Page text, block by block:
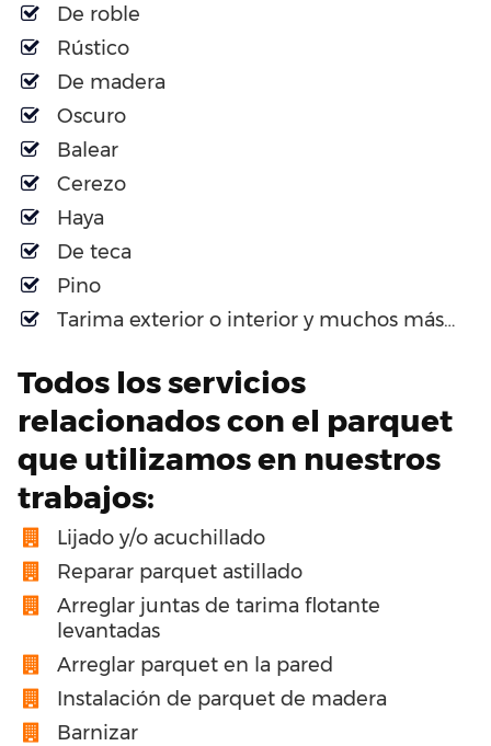
De roble
Rústico
De madera
Oscuro
Balear
Cerezo
Haya
De teca
Pino
Tarima exterior o interior y muchos más…
Todos los servicios
relacionados con el parquet
que utilizamos en nuestros
trabajos:
Lijado y/o acuchillado
Reparar parquet astillado
Arreglar juntas de tarima flotante
levantadas
Arreglar parquet en la pared
Instalación de parquet de madera
Barnizar